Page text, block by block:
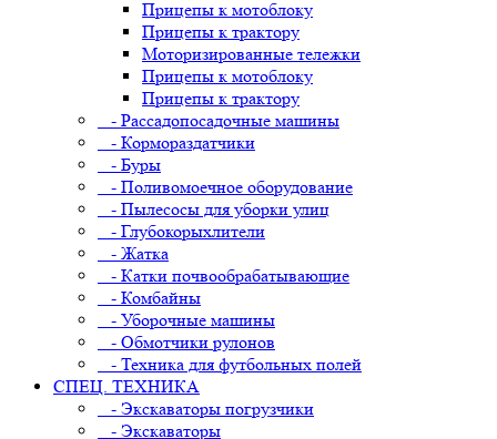
Прицепы к мотоблоку
Прицепы к трактору
Моторизированные тележки
Прицепы к мотоблоку
Прицепы к трактору
- Рассадопосадочные машины
- Кормораздатчики
- Буры
- Поливомоечное оборудование
- Пылесосы для уборки улиц
- Глубокорыхлители
- Жатка
- Катки почвообрабатывающие
- Комбайны
- Уборочные машины
- Обмотчики рулонов
- Техника для футбольных полей
СПЕЦ. ТЕХНИКА
- Экскаваторы погрузчики
- Экскаваторы